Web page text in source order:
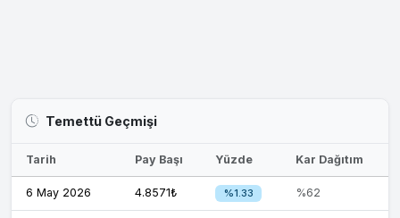
Temettü Geçmişi
Tarih Pay Başı Yüzde Kar Dağıtım
6 May 2026 4.8571₺ %1.33 %62